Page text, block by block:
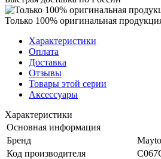
Только 100% оригинальная
Характеристики
Оплата
Доставка
Отзывы
Товары этой серии
Аксессуары
Характеристики
Основная информация
Бренд
Код производителя